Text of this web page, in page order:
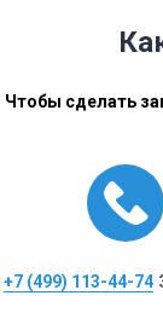
Чтобы сделать
+7 (499) 113-44-74